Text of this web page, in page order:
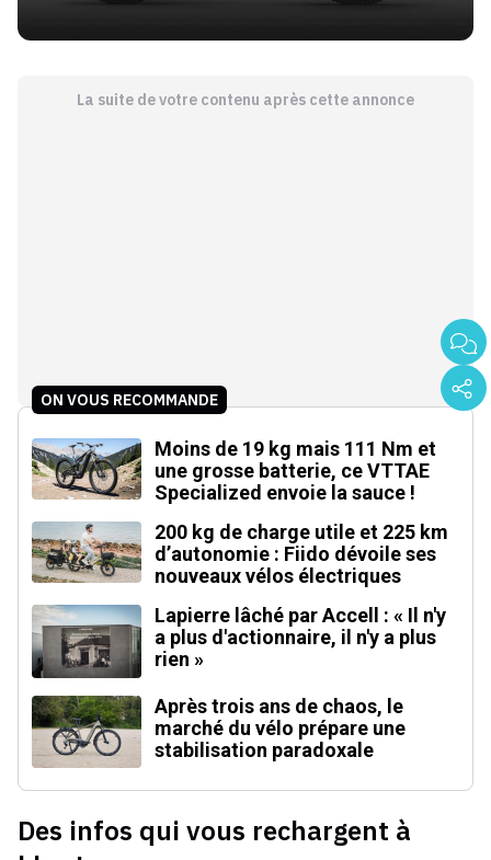
La suite de votre contenu après cette annonce
ON VOUS RECOMMANDE
Moins de 19 kg mais 111 Nm et
une grosse batterie, ce VTTAE
Specialized envoie la sauce !
200 kg de charge utile et 225 km
d’autonomie : Fiido dévoile ses
nouveaux vélos électriques
Lapierre lâché par Accell : « Il n'y
a plus d'actionnaire, il n'y a plus
rien »
Après trois ans de chaos, le
marché du vélo prépare une
stabilisation paradoxale
Des infos qui vous rechargent à